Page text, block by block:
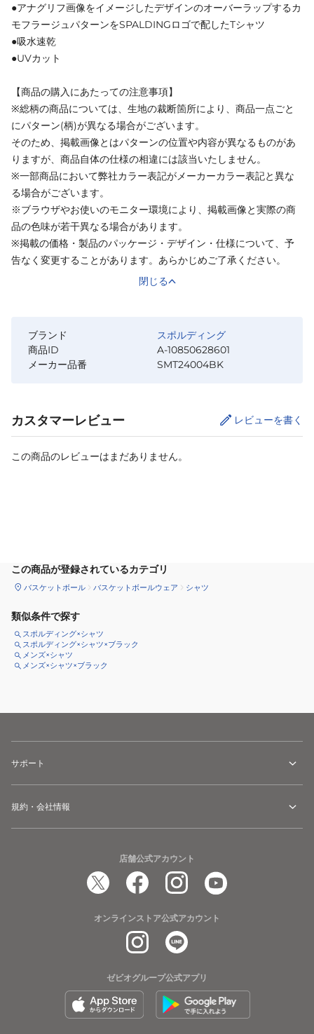
●アナグリフ画像をイメージしたデザインのオーバーラップするカ
モフラージュパターンをSPALDINGロゴで配したTシャツ
●吸水速乾
●UVカット
【商品の購入にあたっての注意事項】
※総柄の商品については、生地の裁断箇所により、商品一点ごと
にパターン(柄)が異なる場合がございます。
そのため、掲載画像とはパターンの位置や内容が異なるものがあ
りますが、商品自体の仕様の相違には該当いたしません。
※一部商品において弊社カラー表記がメーカーカラー表記と異な
る場合がございます。
※ブラウザやお使いのモニター環境により、掲載画像と実際の商
品の色味が若干異なる場合があります。
※掲載の価格・製品のパッケージ・デザイン・仕様について、予
告なく変更することがあります。あらかじめご了承ください。
閉じる
ブランド
スポルディング
商品ID
A-10850628601
メーカー品番
SMT24004BK
カスタマーレビュー レビューを書く
この商品のレビューはまだありません。
この商品が登録されているカテゴリ
バスケットボール バスケットボールウェア シャツ
類似条件で探す
スポルディング×シャツ
スポルディング×シャツ×ブラック
メンズ×シャツ
メンズ×シャツ×ブラック
サポート
規約・会社情報
店舗公式アカウント
オンラインストア公式アカウント
ゼビオグループ公式アプリ